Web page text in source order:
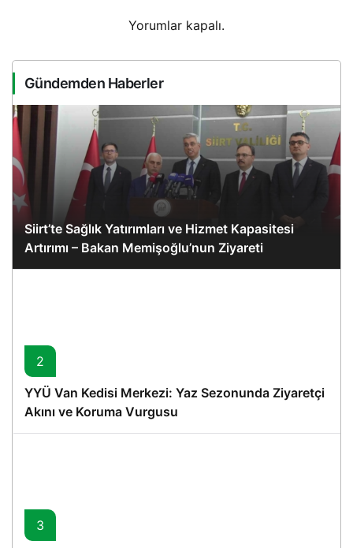
Yorumlar kapalı.
Gündemden Haberler
Siirt’te Sağlık Yatırımları ve Hizmet Kapasitesi
Artırımı – Bakan Memişoğlu’nun Ziyareti
2
YYÜ Van Kedisi Merkezi: Yaz Sezonunda Ziyaretçi
Akını ve Koruma Vurgusu
3